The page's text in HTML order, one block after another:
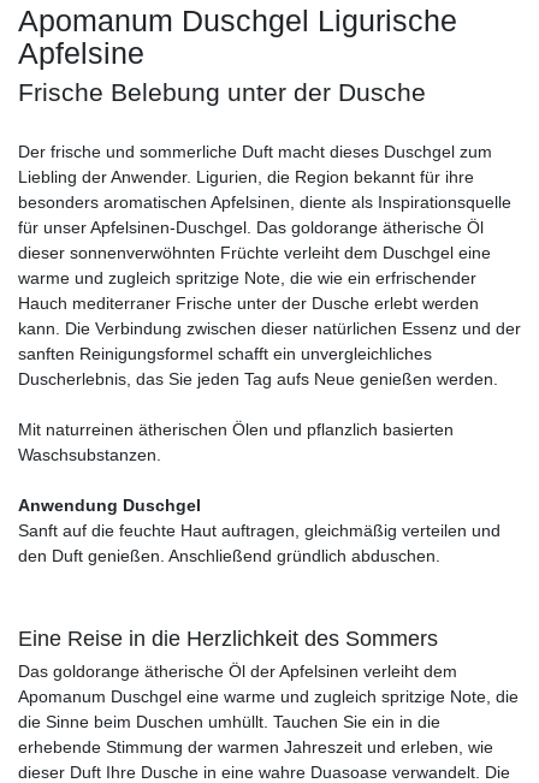
Apomanum Duschgel Ligurische
Apfelsine
Frische Belebung unter der Dusche
Der frische und sommerliche Duft macht dieses Duschgel zum
Liebling der Anwender. Ligurien, die Region bekannt für ihre
besonders aromatischen Apfelsinen, diente als Inspirationsquelle
für unser Apfelsinen-Duschgel. Das goldorange ätherische Öl
dieser sonnenverwöhnten Früchte verleiht dem Duschgel eine
warme und zugleich spritzige Note, die wie ein erfrischender
Hauch mediterraner Frische unter der Dusche erlebt werden
kann. Die Verbindung zwischen dieser natürlichen Essenz und der
sanften Reinigungsformel schafft ein unvergleichliches
Duscherlebnis, das Sie jeden Tag aufs Neue genießen werden.
Mit naturreinen ätherischen Ölen und pflanzlich basierten
Waschsubstanzen.
Anwendung Duschgel
Sanft auf die feuchte Haut auftragen, gleichmäßig verteilen und
den Duft genießen. Anschließend gründlich abduschen.
Eine Reise in die Herzlichkeit des Sommers
Das goldorange ätherische Öl der Apfelsinen verleiht dem
Apomanum Duschgel eine warme und zugleich spritzige Note, die
die Sinne beim Duschen umhüllt. Tauchen Sie ein in die
erhebende Stimmung der warmen Jahreszeit und erleben, wie
dieser Duft Ihre Dusche in eine wahre Duasoase verwandelt. Die